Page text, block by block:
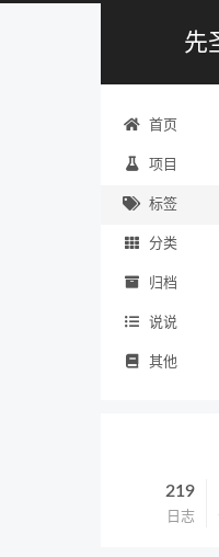
先
首页
项目
标签
分类
归档
说说
其他
219
日志